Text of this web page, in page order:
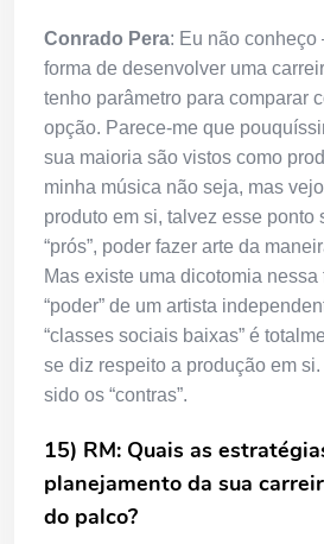
Conrado Pera: Eu não conheço
forma de desenvolver uma
tenho parâmetro para comparar
opção. Parece-me que
sua maioria são vistos como
minha música não seja, mas
produto em si, talvez esse ponto
“prós”, poder fazer arte da
Mas existe uma dicotomia nessa
“poder” de um artista
“classes sociais baixas” é
se diz respeito a produção em
sido os “contras”.
15) RM: Quais as
planejamento da sua
do palco?